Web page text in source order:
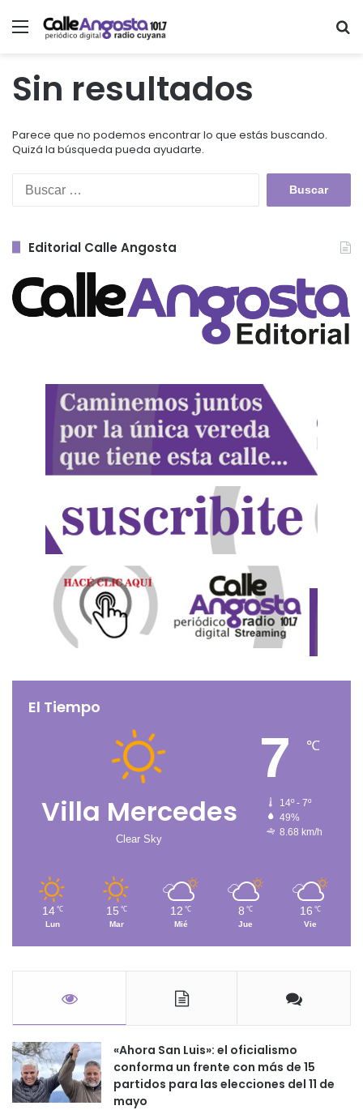
Menú
Sin resultados
Parece que no podemos encontrar lo que estás buscando.
Quizá la búsqueda pueda ayudarte.
Editorial Calle Angosta
El Tiempo
Villa Mercedes
Clear Sky
7 ℃
14º - 7º
49%
8.68 km/h
14 ℃
Lun
15 ℃
Mar
12 ℃
Mié
8 ℃
Jue
16 ℃
Vie
«Ahora San Luis»: el oficialismo
conforma un frente con más de 15
partidos para las elecciones del 11 de
mayo